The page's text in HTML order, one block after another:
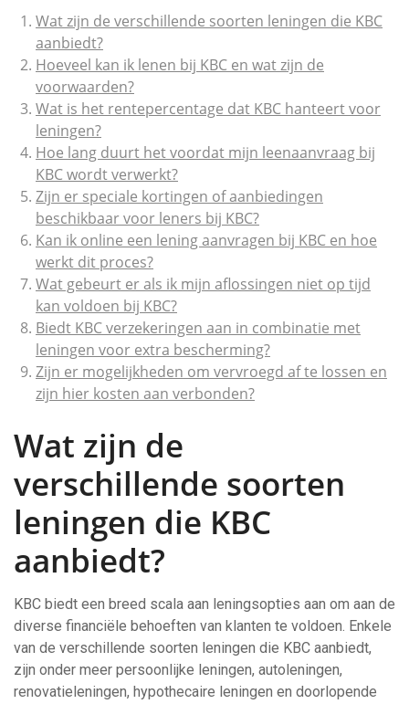
Wat zijn de verschillende soorten leningen die KBC
aanbiedt?
Hoeveel kan ik lenen bij KBC en wat zijn de
voorwaarden?
Wat is het rentepercentage dat KBC hanteert voor
leningen?
Hoe lang duurt het voordat mijn leenaanvraag bij
KBC wordt verwerkt?
Zijn er speciale kortingen of aanbiedingen
beschikbaar voor leners bij KBC?
Kan ik online een lening aanvragen bij KBC en hoe
werkt dit proces?
Wat gebeurt er als ik mijn aflossingen niet op tijd
kan voldoen bij KBC?
Biedt KBC verzekeringen aan in combinatie met
leningen voor extra bescherming?
Zijn er mogelijkheden om vervroegd af te lossen en
zijn hier kosten aan verbonden?
Wat zijn de
verschillende soorten
leningen die KBC
aanbiedt?
KBC biedt een breed scala aan leningsopties aan om aan de
diverse financiële behoeften van klanten te voldoen. Enkele
van de verschillende soorten leningen die KBC aanbiedt,
zijn onder meer persoonlijke leningen, autoleningen,
renovatieleningen, hypothecaire leningen en doorlopende